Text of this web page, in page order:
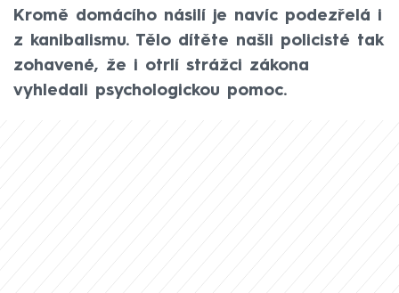
Kromě domácího násilí je navíc podezřelá i
z kanibalismu. Tělo dítěte našli policisté tak
zohavené, že i otrlí strážci zákona
vyhledali psychologickou pomoc.